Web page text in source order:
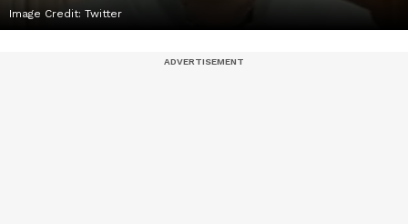
Image Credit: Twitter